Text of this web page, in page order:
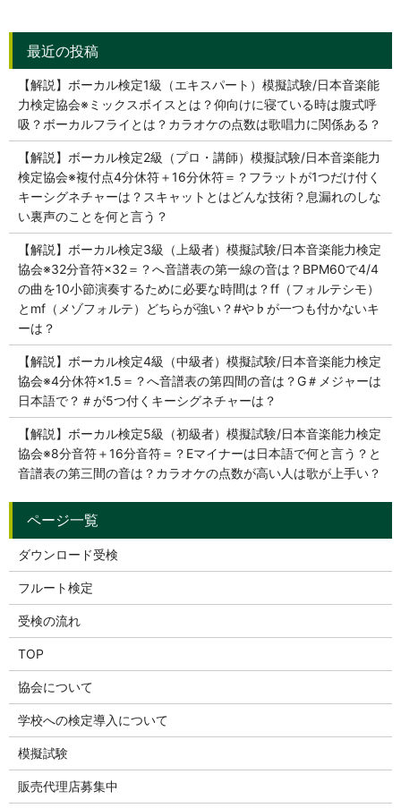
【解説】ボーカル検定1級（エキスパート）模擬試験/日本音楽能
力検定協会※ミックスボイスとは？仰向けに寝ている時は腹式呼
吸？ボーカルフライとは？カラオケの点数は歌唱力に関係ある？
【解説】ボーカル検定2級（プロ・講師）模擬試験/日本音楽能力
検定協会※複付点4分休符＋16分休符＝？フラットが1つだけ付く
キーシグネチャーは？スキャットとはどんな技術？息漏れのしな
い裏声のことを何と言う？
【解説】ボーカル検定3級（上級者）模擬試験/日本音楽能力検定
協会※32分音符×32＝？へ音譜表の第一線の音は？BPM60で4/4
の曲を10小節演奏するために必要な時間は？ff（フォルテシモ）
とmf（メゾフォルテ）どちらが強い？#や♭が一つも付かないキ
ーは？
【解説】ボーカル検定4級（中級者）模擬試験/日本音楽能力検定
協会※4分休符×1.5＝？へ音譜表の第四間の音は？G＃メジャーは
日本語で？＃が5つ付くキーシグネチャーは？
【解説】ボーカル検定5級（初級者）模擬試験/日本音楽能力検定
協会※8分音符＋16分音符＝？Eマイナーは日本語で何と言う？と
音譜表の第三間の音は？カラオケの点数が高い人は歌が上手い？
ダウンロード受検
フルート検定
受検の流れ
TOP
協会について
学校への検定導入について
模擬試験
販売代理店募集中